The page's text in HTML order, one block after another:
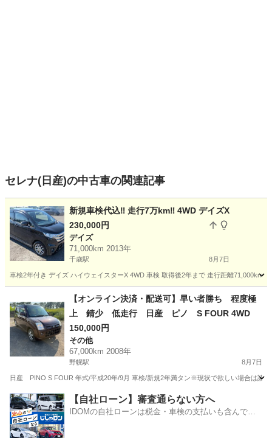
セレナ(日産)の中古車の関連記事
新規車検代込‼️ 走行7万km‼️ 4WD デイズX
230,000円
デイズ
71,000km 2013年
千歳駅 8月7日
車検2年付き デイズ ハイウェイスターX 4WD 車検 取得後2年まで 走行距離71,000km
千歳駅 デイズ
【オンライン決済・配送可】早い者勝ち 程度極
上 錆少 低走行 日産 ピノ S FOUR 4WD
150,000円
その他
67,000km 2008年
野幌駅 8月7日
日産 PINO S FOUR 年式/平成20年/9月 車検/新規2年満タン※現状で欲しい場合は諸
北海道 江別市 野幌駅 その他
【自社ローン】審査通らない方へ
IDOMの自社ローンは税金・車検の支払いも含んでい